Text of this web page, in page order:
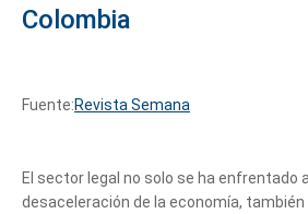
Colombia
Fuente:Revista Semana
El sector legal no solo se ha enfrentado
desaceleración de la economía,